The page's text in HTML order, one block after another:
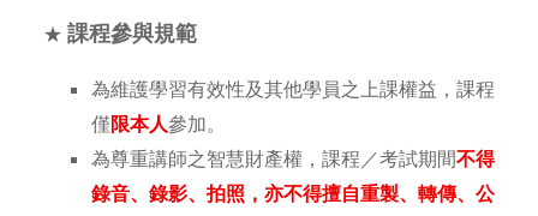
★ 課程參與規範
為維護學習有效性及其他學員之上課權益，課程
僅限本人參加。
為尊重講師之智慧財產權，課程／考試期間不得
錄音、錄影、拍照，亦不得擅自重製、轉傳、公